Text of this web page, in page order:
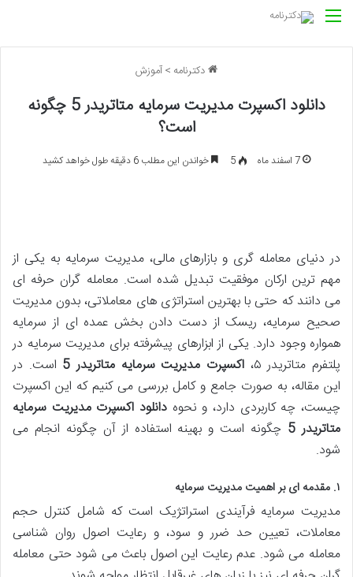
منو
دکترنامه >آموزش
دانلود اکسپرت مدیریت سرمایه متاتریدر 5 چگونه
است؟
7 اسفند ماه 5 خواندن این مطلب 6 دقیقه طول خواهد کشید
در دنیای معامله گری و بازارهای مالی، مدیریت سرمایه به یکی از
مهم ترین ارکان موفقیت تبدیل شده است. معامله گران حرفه ای
می دانند که حتی با بهترین استراتژی های معاملاتی، بدون مدیریت
صحیح سرمایه، ریسک از دست دادن بخش عمده ای از سرمایه
همواره وجود دارد. یکی از ابزارهای پیشرفته برای مدیریت سرمایه در
پلتفرم متاتریدر ۵،
اکسپرت مدیریت سرمایه متاتریدر 5
است. در
این مقاله، به صورت جامع و کامل بررسی می کنیم که این اکسپرت
چیست، چه کاربردی دارد، و نحوه دانلود اکسپرت مدیریت سرمایه
متاتریدر 5
چگونه است و بهینه استفاده از آن چگونه انجام می
شود.
۱. مقدمه ای بر اهمیت مدیریت سرمایه
مدیریت سرمایه فرآیندی استراتژیک است که شامل کنترل حجم
معاملات، تعیین حد ضرر و سود، و رعایت اصول روان شناسی
معامله می شود. عدم رعایت این اصول باعث می شود حتی معامله